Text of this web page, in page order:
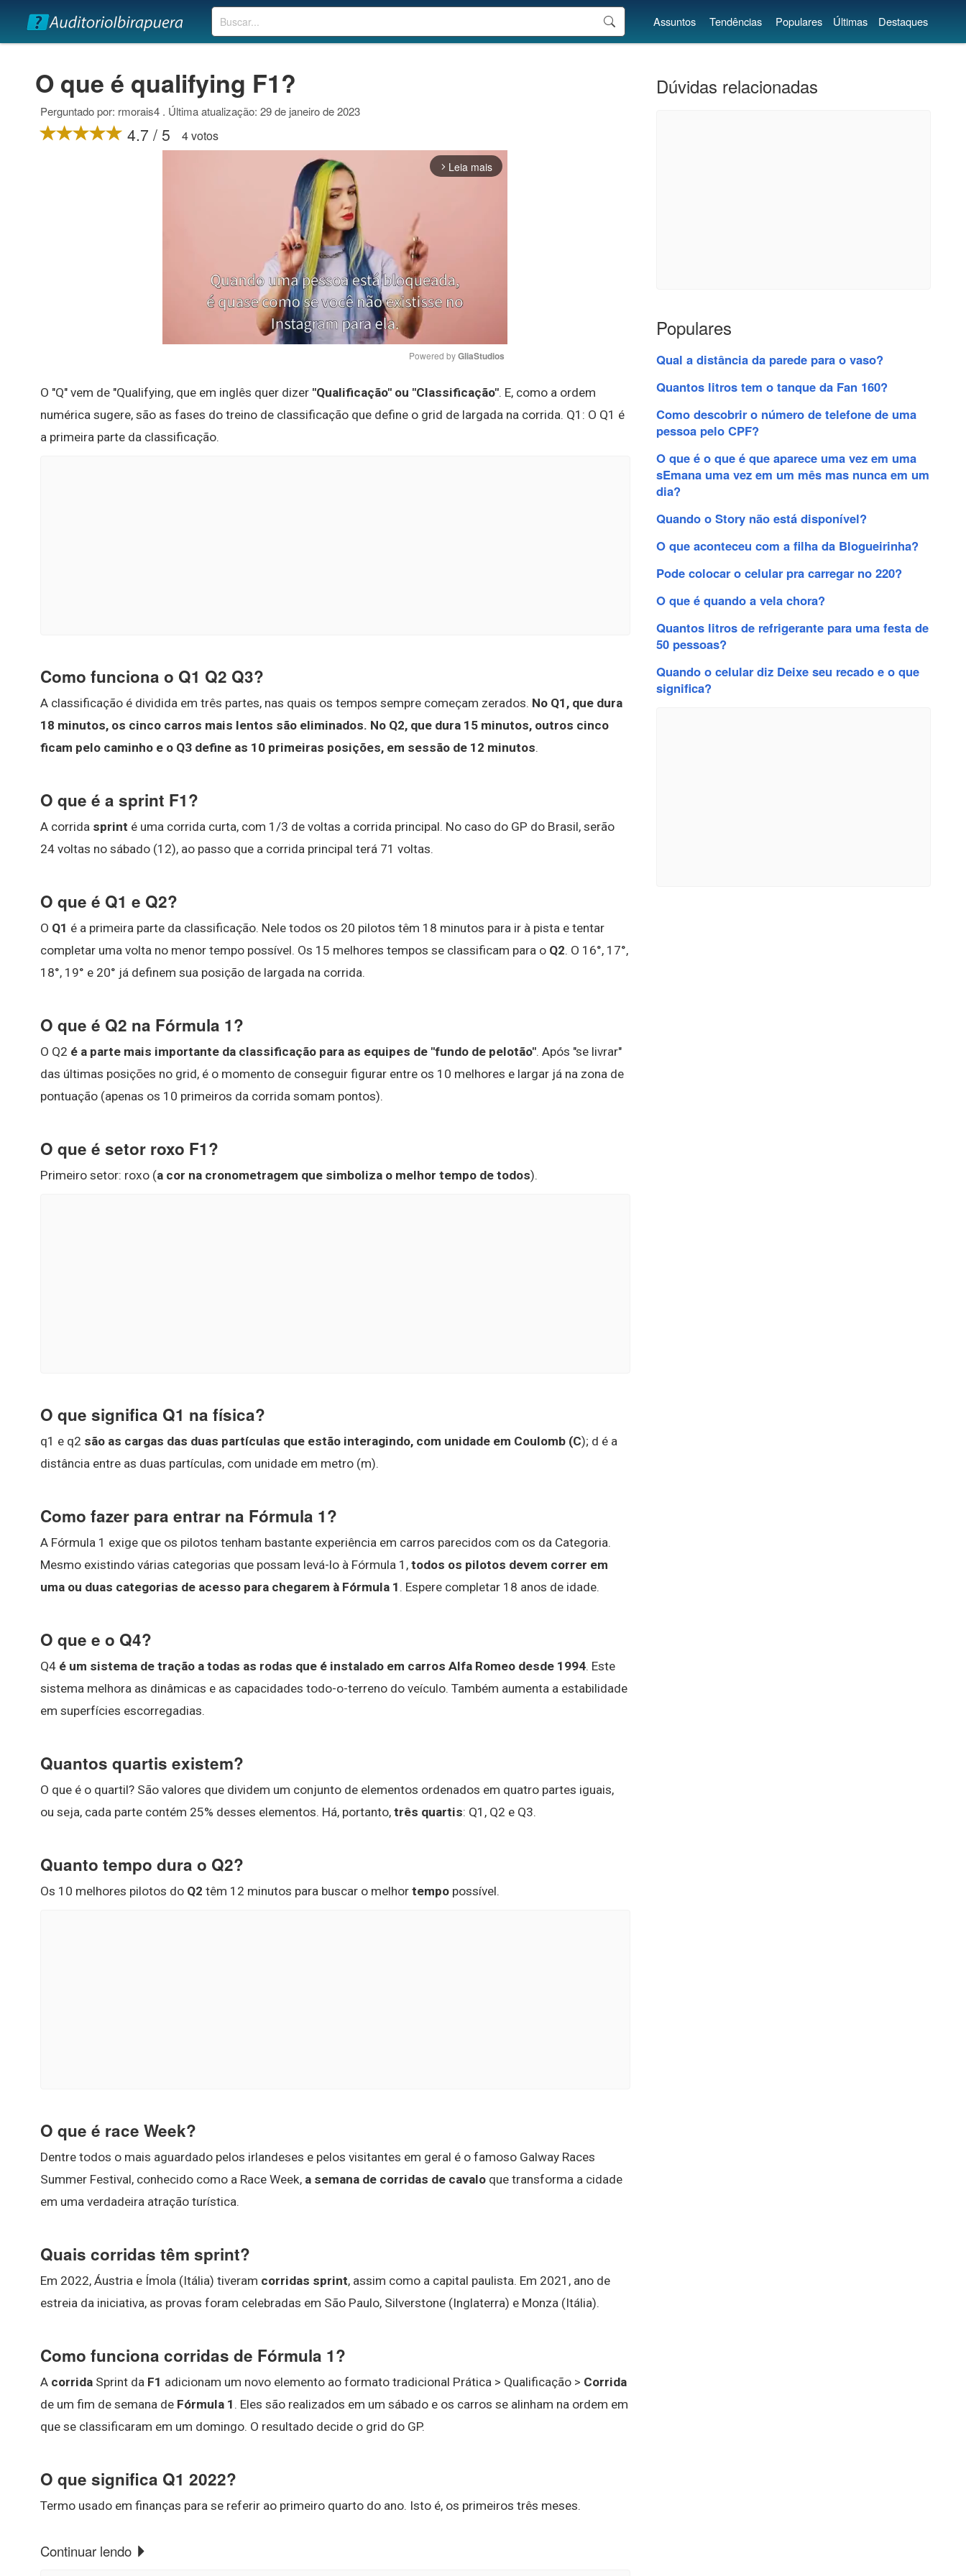
Buscar Assuntos Tendências Populares Últimas Destaques
O que é qualifying F1?
Perguntado por: rmorais4 . Última atualização: 29 de janeiro de 2023
4.7 / 5 4 votos
arrow_forward_ios Leia mais
Mute
Powered by GliaStudios
O "Q" vem de "Qualifying, que em inglês quer dizer "Qualificação" ou "Classificação". E, como a ordem
numérica sugere, são as fases do treino de classificação que define o grid de largada na corrida. Q1: O Q1 é
a primeira parte da classificação.
Como funciona o Q1 Q2 Q3?
A classificação é dividida em três partes, nas quais os tempos sempre começam zerados. No Q1, que dura
18 minutos, os cinco carros mais lentos são eliminados. No Q2, que dura 15 minutos, outros cinco
ficam pelo caminho e o Q3 define as 10 primeiras posições, em sessão de 12 minutos.
O que é a sprint F1?
A corrida sprint é uma corrida curta, com 1/3 de voltas a corrida principal. No caso do GP do Brasil, serão
24 voltas no sábado (12), ao passo que a corrida principal terá 71 voltas.
O que é Q1 e Q2?
O Q1 é a primeira parte da classificação. Nele todos os 20 pilotos têm 18 minutos para ir à pista e tentar
completar uma volta no menor tempo possível. Os 15 melhores tempos se classificam para o Q2. O 16°, 17°,
18°, 19° e 20° já definem sua posição de largada na corrida.
O que é Q2 na Fórmula 1?
O Q2 é a parte mais importante da classificação para as equipes de "fundo de pelotão". Após "se livrar"
das últimas posições no grid, é o momento de conseguir figurar entre os 10 melhores e largar já na zona de
pontuação (apenas os 10 primeiros da corrida somam pontos).
O que é setor roxo F1?
Primeiro setor: roxo (a cor na cronometragem que simboliza o melhor tempo de todos).
O que significa Q1 na física?
q1 e q2 são as cargas das duas partículas que estão interagindo, com unidade em Coulomb (C); d é a
distância entre as duas partículas, com unidade em metro (m).
Como fazer para entrar na Fórmula 1?
A Fórmula 1 exige que os pilotos tenham bastante experiência em carros parecidos com os da Categoria.
Mesmo existindo várias categorias que possam levá-lo à Fórmula 1, todos os pilotos devem correr em
uma ou duas categorias de acesso para chegarem à Fórmula 1 . Espere completar 18 anos de idade.
O que e o Q4?
Q4 é um sistema de tração a todas as rodas que é instalado em carros Alfa Romeo desde 1994. Este
sistema melhora as dinâmicas e as capacidades todo-o-terreno do veículo. Também aumenta a estabilidade
em superfícies escorregadias.
Quantos quartis existem?
O que é o quartil? São valores que dividem um conjunto de elementos ordenados em quatro partes iguais,
ou seja, cada parte contém 25% desses elementos. Há, portanto, três quartis: Q1, Q2 e Q3.
Quanto tempo dura o Q2?
Os 10 melhores pilotos do Q2 têm 12 minutos para buscar o melhor tempo possível.
O que é race Week?
Dentre todos o mais aguardado pelos irlandeses e pelos visitantes em geral é o famoso Galway Races
Summer Festival, conhecido como a Race Week, a semana de corridas de cavalo que transforma a cidade
em uma verdadeira atração turística.
Quais corridas têm sprint?
Em 2022, Áustria e Ímola (Itália) tiveram corridas sprint, assim como a capital paulista. Em 2021, ano de
estreia da iniciativa, as provas foram celebradas em São Paulo, Silverstone (Inglaterra) e Monza (Itália).
Como funciona corridas de Fórmula 1?
A corrida Sprint da F1 adicionam um novo elemento ao formato tradicional Prática > Qualificação > Corrida
de um fim de semana de Fórmula 1 . Eles são realizados em um sábado e os carros se alinham na ordem em
que se classificaram em um domingo. O resultado decide o grid do GP.
O que significa Q1 2022?
Termo usado em finanças para se referir ao primeiro quarto do ano. Isto é, os primeiros três meses.
Continuar lendo
Dúvidas relacionadas
Populares
Qual a distância da parede para o vaso?
Quantos litros tem o tanque da Fan 160?
Como descobrir o número de telefone de uma
pessoa pelo CPF?
O que é o que é que aparece uma vez em uma
sEmana uma vez em um mês mas nunca em um
dia?
Quando o Story não está disponível?
O que aconteceu com a filha da Blogueirinha?
Pode colocar o celular pra carregar no 220?
O que é quando a vela chora?
Quantos litros de refrigerante para uma festa de
50 pessoas?
Quando o celular diz Deixe seu recado e o que
significa?